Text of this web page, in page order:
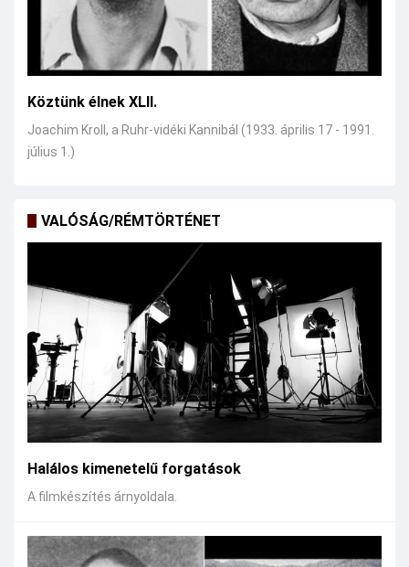
Köztünk élnek XLII.
Joachim Kroll, a Ruhr-vidéki Kannibál (1933. április 17 - 1991.
július 1.)
VALÓSÁG/RÉMTÖRTÉNET
Halálos kimenetelű forgatások
A filmkészítés árnyoldala.